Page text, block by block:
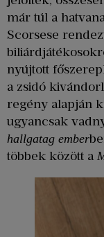
már túl a
Scorsese
nyújtott
a zsidó
regény alapján
ugyancsak
hallgatag ember
többek között a